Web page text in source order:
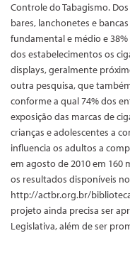
Controle do Tabagismo.
bares, lanchonetes e
fundamental e médio e
dos estabelecimentos os
displays, geralmente
outra pesquisa, que
conforme a qual 74% dos
exposição das marcas de
crianças e adolescentes a
influencia os adultos a
em agosto de 2010 em 160
os resultados disponíveis
http://actbr.org.br/
projeto ainda precisa ser
Legislativa, além de ser